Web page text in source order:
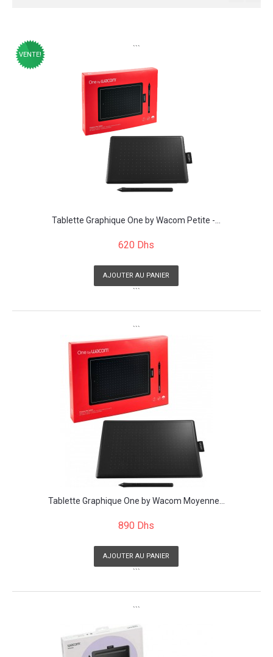
```
VENTE!
Tablette Graphique One by Wacom Petite -...
620 Dhs
AJOUTER AU PANIER
```
```
Tablette Graphique One by Wacom Moyenne...
890 Dhs
AJOUTER AU PANIER
```
```